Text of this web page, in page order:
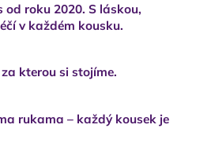
od roku 2020. S láskou,
v každém kousku.
kterou si stojíme.
rukama – každý kousek je